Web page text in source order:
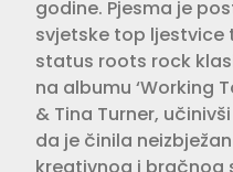
godine. Pjesma je
svjetske top ljestvice
status roots rock
na albumu ‘Working
& Tina Turner,
da je činila